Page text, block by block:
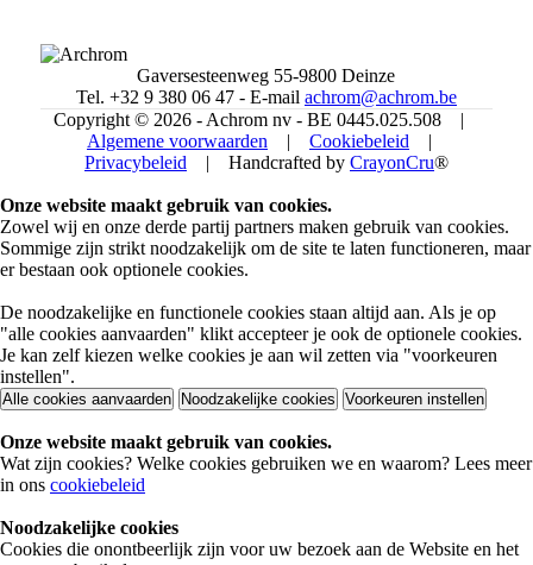
Gaversesteenweg 55-9800 Deinze
Tel. +32 9 380 06 47 - E-mail achrom@achrom.be
Copyright © 2026 - Achrom nv - BE 0445.025.508 |
Algemene voorwaarden | Cookiebeleid |
Privacybeleid | Handcrafted by CrayonCru®
Onze website maakt gebruik van cookies.
Zowel wij en onze derde partij partners maken gebruik van cookies.
Sommige zijn strikt noodzakelijk om de site te laten functioneren, maar
er bestaan ook optionele cookies.
De noodzakelijke en functionele cookies staan altijd aan. Als je op
"alle cookies aanvaarden" klikt accepteer je ook de optionele cookies.
Je kan zelf kiezen welke cookies je aan wil zetten via "voorkeuren
instellen".
Alle cookies aanvaarden Noodzakelijke cookies Voorkeuren instellen
Onze website maakt gebruik van cookies.
Wat zijn cookies? Welke cookies gebruiken we en waarom? Lees meer
in ons cookiebeleid
Noodzakelijke cookies
Cookies die onontbeerlijk zijn voor uw bezoek aan de Website en het